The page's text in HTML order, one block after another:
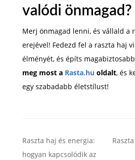
valódi önmagad?
Merj önmagad lenni, és vállald a
erejével! Fedezd fel a raszta haj
élményét, és építs
meg most a Rasta.hu oldalt, és
egy szabadabb életstílust!
Raszta haj és energia:
hogyan kapcsolódik az